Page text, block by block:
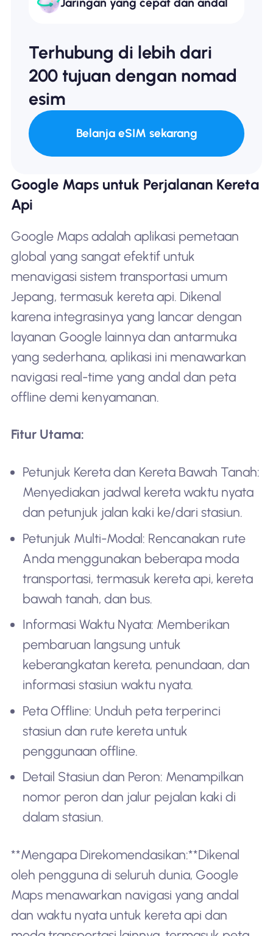
Terhubung di lebih dari
200 tujuan dengan nomad
esim
Belanja eSIM sekarang
Google Maps untuk Perjalanan Kereta
Api
Google Maps adalah aplikasi pemetaan
global yang sangat efektif untuk
menavigasi sistem transportasi umum
Jepang, termasuk kereta api. Dikenal
karena integrasinya yang lancar dengan
layanan Google lainnya dan antarmuka
yang sederhana, aplikasi ini menawarkan
navigasi real-time yang andal dan peta
offline demi kenyamanan.
Fitur Utama:
Petunjuk Kereta dan Kereta Bawah Tanah:
Menyediakan jadwal kereta waktu nyata
dan petunjuk jalan kaki ke/dari stasiun.
Petunjuk Multi-Modal: Rencanakan rute
Anda menggunakan beberapa moda
transportasi, termasuk kereta api, kereta
bawah tanah, dan bus.
Informasi Waktu Nyata: Memberikan
pembaruan langsung untuk
keberangkatan kereta, penundaan, dan
informasi stasiun waktu nyata.
Peta Offline: Unduh peta terperinci
stasiun dan rute kereta untuk
penggunaan offline.
Detail Stasiun dan Peron: Menampilkan
nomor peron dan jalur pejalan kaki di
dalam stasiun.
**Mengapa Direkomendasikan:**Dikenal
oleh pengguna di seluruh dunia, Google
Maps menawarkan navigasi yang andal
dan waktu nyata untuk kereta api dan